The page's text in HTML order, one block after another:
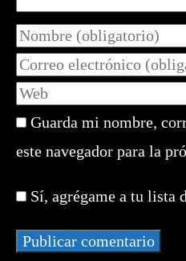
Introduce
tu
nombre
o
de
usuario
comentar
Introduce
tu
dirección
de
electrónico
comentar
Introduce
la
URL
de
web
(opcional)
Guarda mi nombre,
este navegador para la
Sí, agrégame a tu lista